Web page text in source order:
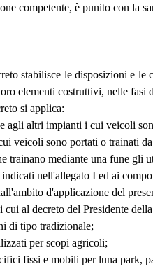
competente, è punito con la
stabilisce le disposizioni e
elementi costruttivi, nelle fasi
si applica:
agli altri impianti i cui veicoli
veicoli sono portati o trainati
trainano mediante una fune gli
nell'allegato I ed ai
d'applicazione del
cui al decreto del Presidente
di tipo tradizionale;
per scopi agricoli;
fissi e mobili per luna park,